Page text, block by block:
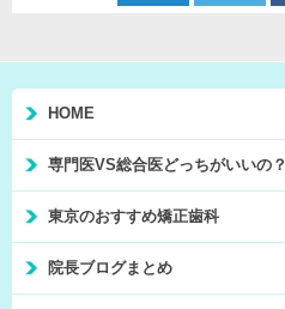
HOME
専門医VS総合医どっちがいいの？
東京のおすすめ矯正歯科
院長ブログまとめ